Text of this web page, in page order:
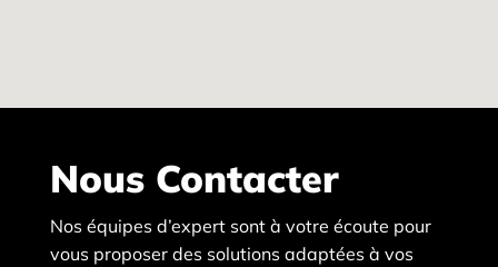
Nous Contacter
Nos équipes d’expert sont à votre écoute pour
vous proposer des solutions adaptées à vos